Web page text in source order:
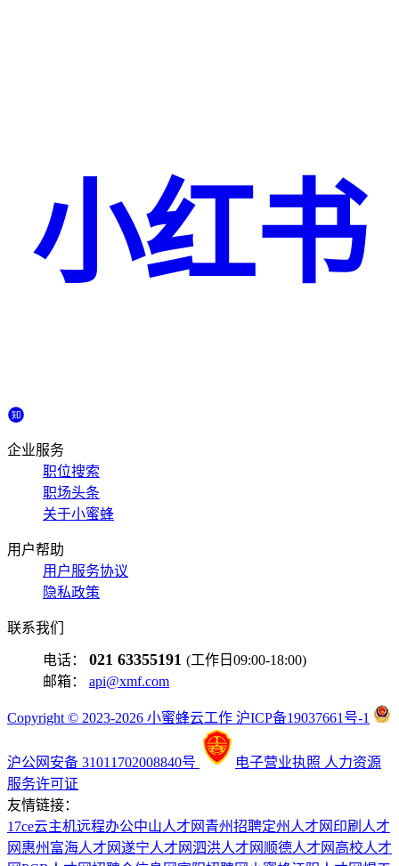
小红书
企业服务
职位搜索
职场头条
关于小蜜蜂
用户帮助
用户服务协议
隐私政策
联系我们
电话： 021 63355191 (工作日09:00-18:00)
邮箱： api@xmf.com
Copyright © 2023-2026 小蜜蜂云工作 沪ICP备19037661号-1
沪公网安备 31011702008840号 电子营业执照 人力资源
服务许可证
友情链接：
17ce云主机远程办公中山人才网 青州招聘定州人才网 印刷人才
网 惠州富海人才网遂宁人才网泗洪人才网 顺德人才网 高校人才